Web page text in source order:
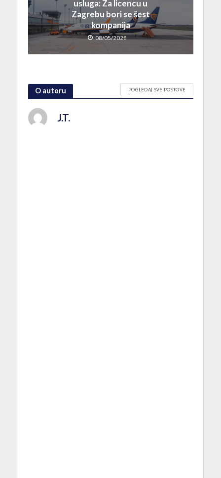
usluga: Za licencu u
Zagrebu bori se šest
kompanija
08/05/2026
O autoru POGLEDAJ SVE POSTOVE
J.T.